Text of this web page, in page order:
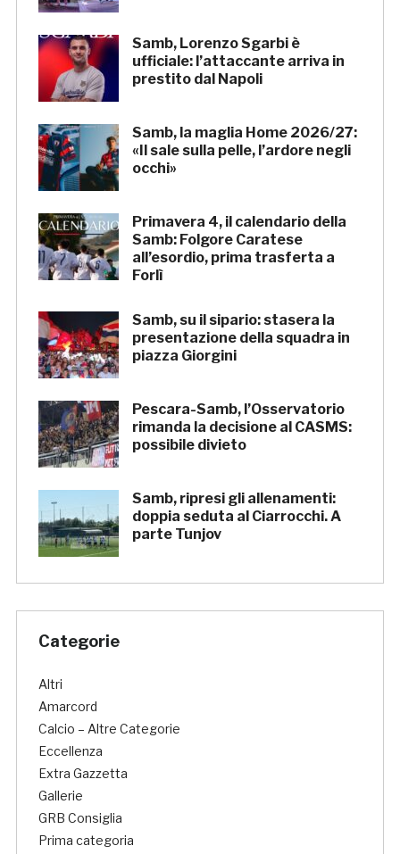
Samb, Lorenzo Sgarbi è
ufficiale: l’attaccante arriva in
prestito dal Napoli
Samb, la maglia Home 2026/27:
«Il sale sulla pelle, l’ardore negli
occhi»
Primavera 4, il calendario della
Samb: Folgore Caratese
all’esordio, prima trasferta a
Forlì
Samb, su il sipario: stasera la
presentazione della squadra in
piazza Giorgini
Pescara-Samb, l’Osservatorio
rimanda la decisione al CASMS:
possibile divieto
Samb, ripresi gli allenamenti:
doppia seduta al Ciarrocchi. A
parte Tunjov
Categorie
Altri
Amarcord
Calcio – Altre Categorie
Eccellenza
Extra Gazzetta
Gallerie
GRB Consiglia
Prima categoria